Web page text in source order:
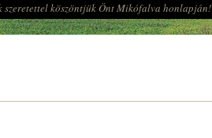
szeretettel köszöntjük Önt Mikófalva honlapján!